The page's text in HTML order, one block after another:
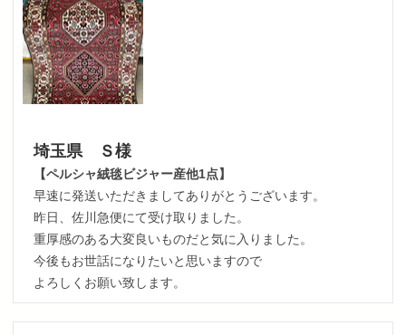
埼玉県 Ｓ様
【ペルシャ絨毯ビジャー産他1点】
早速に発送いただきましてありがとうございます。
昨日、佐川急便にて受け取りました。
重厚感のある大変良いものだと気に入りました。
今後もお世話になりたいと思いますので
よろしくお願い致します。